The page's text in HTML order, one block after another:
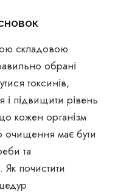
складовою
обрані
токсинів,
і підвищити рівень
кожен організм
очищення має бути
та
почистити